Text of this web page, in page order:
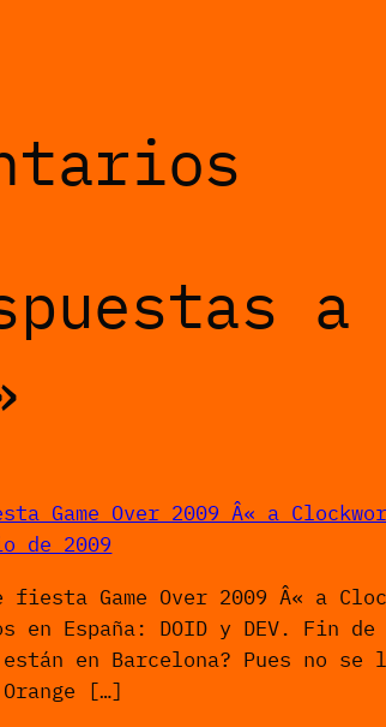
a
Game Over 2009 Â« a
de 2009
Game Over 2009 Â« a
en España: DOID y DEV. Fin
en Barcelona? Pues no
[…]